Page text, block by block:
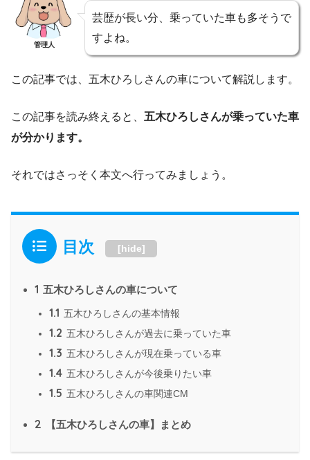
管理人
芸歴が長い分、乗っていた車も多そうで
すよね。
この記事では、五木ひろしさんの車について解説します。
この記事を読み終えると、 五木ひろしさんが乗っていた車
が分かります。
それではさっそく本文へ行ってみましょう。
目次 [hide]
1 五木ひろしさんの車について
1.1 五木ひろしさんの基本情報
1.2 五木ひろしさんが過去に乗っていた車
1.3 五木ひろしさんが現在乗っている車
1.4 五木ひろしさんが今後乗りたい車
1.5 五木ひろしさんの車関連CM
2 【五木ひろしさんの車】まとめ